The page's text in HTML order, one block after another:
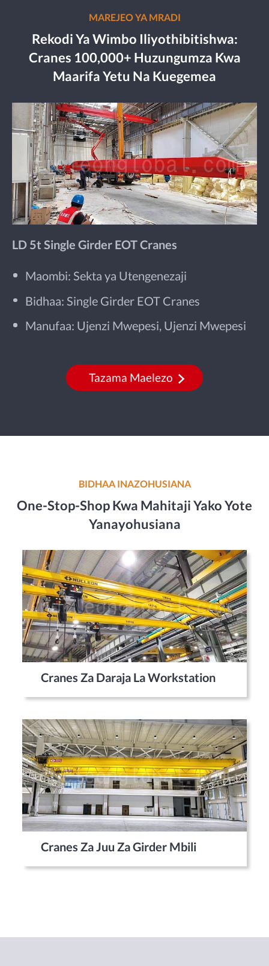
MAREJEO YA MRADI
Rekodi Ya Wimbo Iliyothibitishwa:
Cranes 100,000+ Huzungumza Kwa
Maarifa Yetu Na Kuegemea
LD 5t Single Girder EOT Cranes
Maombi: Sekta ya Utengenezaji
Bidhaa: Single Girder EOT Cranes
Manufaa: Ujenzi Mwepesi, Ujenzi Mwepesi
Tazama Maelezo
BIDHAA INAZOHUSIANA
One-Stop-Shop Kwa Mahitaji Yako Yote
Yanayohusiana
Cranes Za Daraja La Workstation
Cranes Za Juu Za Girder Mbili